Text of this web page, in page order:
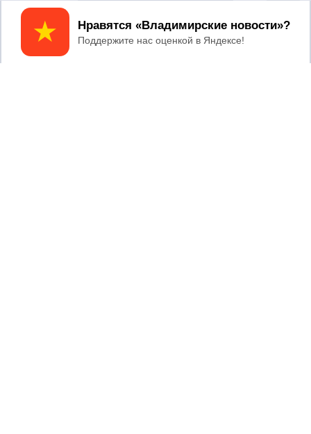
ВЛАДИМИРСКИЕ
НОВОСТИ
«Информационное агентство
Владимирские новости»
Учредитель (соучредители): Общество с ограниченной
Принять